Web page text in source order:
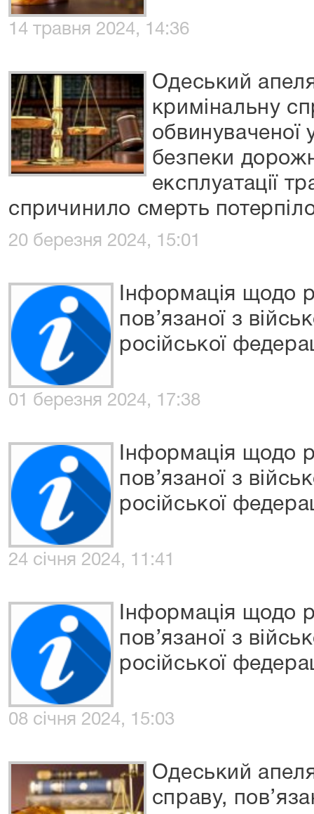
14 травня 2024, 14:36
Одеський
кримінальну
обвинуваченої
безпеки
експлуатації
спричинило смерть
20 березня 2024, 15:01
Інформація щодо
пов’язаної з
російської
01 березня 2024, 17:38
Інформація щодо
пов’язаної з
російської
24 січня 2024, 11:41
Інформація щодо
пов’язаної з
російської
08 січня 2024, 15:03
Одеський
справу,